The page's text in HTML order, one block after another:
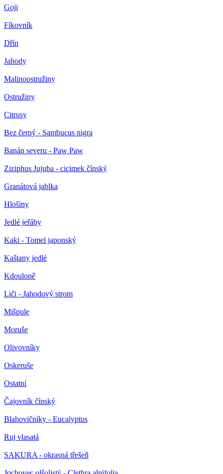
Goji
Fíkovník
Dřín
Jahody
Malinoostružiny
Ostružiny
Citrusy
Bez černý - Sambucus nigra
Banán severu - Paw Paw
Ziziphus Jujuba - cicimek čínský
Granátová jablka
Hlošiny
Jedlé jeřáby
Kaki - Tomel japonský
Kaštany jedlé
Kdouloně
Liči - Jahodový strom
Mišpule
Moruše
Olivovníky
Oskeruše
Ostatní
Čajovník čínský
Blahovičníky - Eucalyptus
Ruj vlasatá
SAKURA - okrasná třešeň